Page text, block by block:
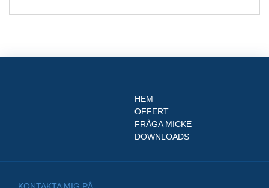
HEM
OFFERT
FRÅGA MICKE
DOWNLOADS
KONTAKTA MIG PÅ